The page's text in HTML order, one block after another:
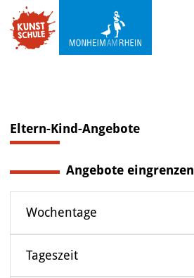
Ermäßigungen
Kooperationen
Ataşehir
Mediathek
Eltern-Kind-Angebote
Angebote eingrenzen
Wochentage
Tageszeit